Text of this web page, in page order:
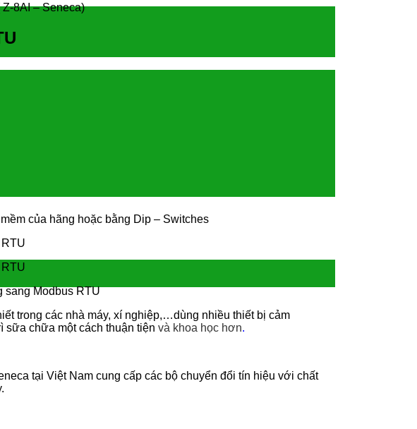
8AI – Seneca)
của hãng hoặc bằng Dip – Switches
sang Modbus RTU
trong các nhà máy, xí nghiệp,…dùng nhiều thiết bị cảm
sữa chữa một cách thuận tiện và khoa học hơn.
tại Việt Nam cung cấp các bộ chuyển đổi tín hiệu với chất